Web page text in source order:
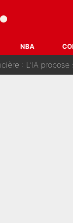
NBA
relance la
«c’est la
sept noms à l’OM